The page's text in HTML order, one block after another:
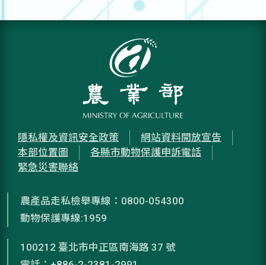
隱私權及資訊安全政策
網站資料開放宣告
本部位置圖
各縣市動物保護申訴電話
緊急災害聯絡
農產品走私檢舉專線：0800-054300
動物保護專線:1959
100212 臺北市中正區南海路 37 號